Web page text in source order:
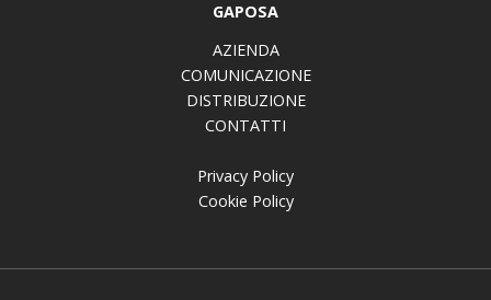
GAPOSA
AZIENDA
COMUNICAZIONE
DISTRIBUZIONE
CONTATTI
Privacy Policy
Cookie Policy